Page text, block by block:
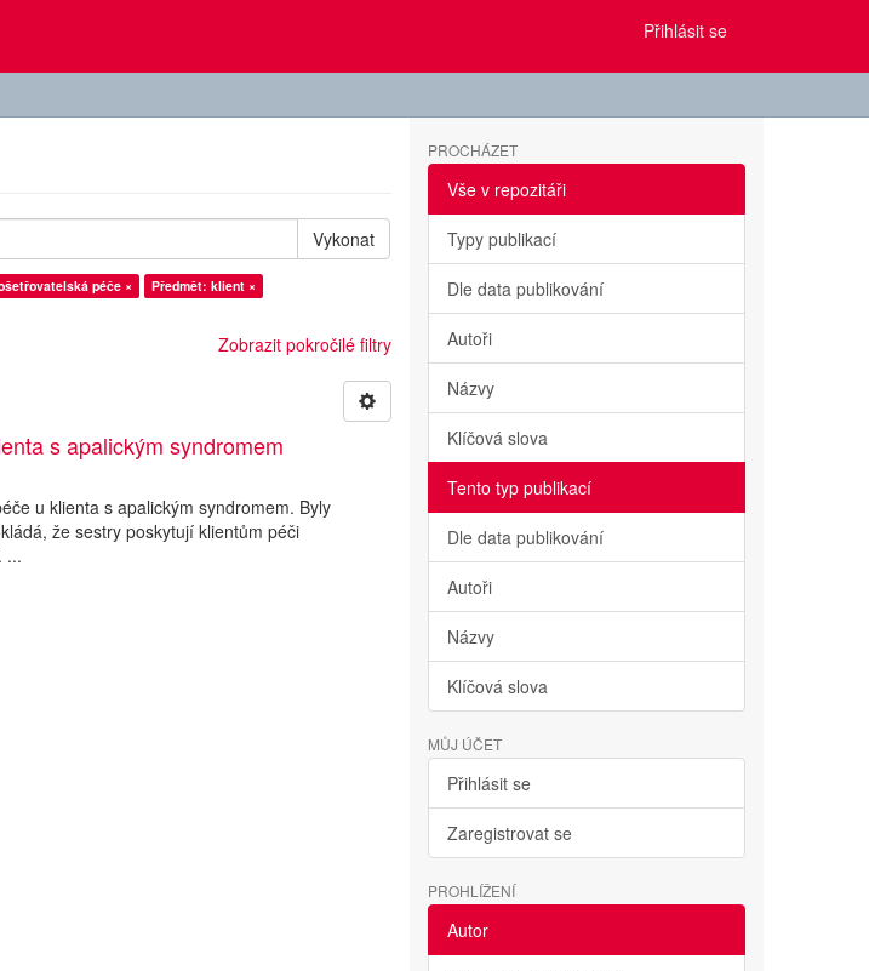
Přihlásit se
Vykonat
péče ×
Předmět: klient ×
Zobrazit pokročilé filtry
s apalickým syndromem
u klienta s apalickým syndromem. Byly
že sestry poskytují klientům péči
...
PROCHÁZET
Vše v repozitáři
Typy publikací
Dle data publikování
Autoři
Názvy
Klíčová slova
Tento typ publikací
Dle data publikování
Autoři
Názvy
Klíčová slova
MŮJ ÚČET
Přihlásit se
Zaregistrovat se
PROHLÍŽENÍ
Autor